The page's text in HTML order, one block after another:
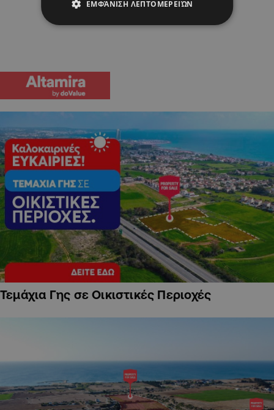
Τεμάχια Γης σε Οικιστικές Περιοχές
ΕΜΦΆΝΙΣΗ ΛΕΠΤΟΜΕΡΕΙΏΝ